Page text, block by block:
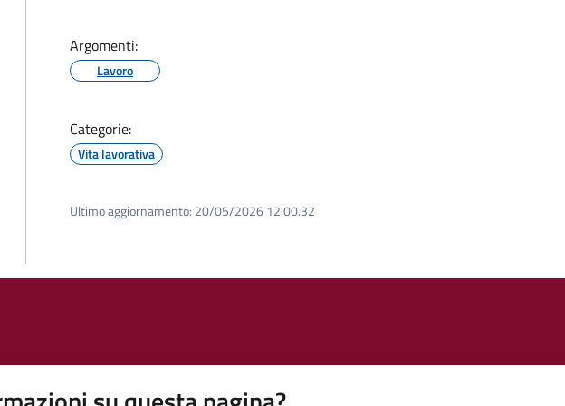
Argomenti:
Lavoro
Categorie:
Vita lavorativa
Ultimo aggiornamento: 20/05/2026 12:00.32